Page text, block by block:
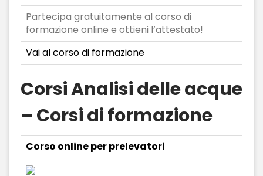
Partecipa gratuitamente al corso di
formazione online e ottieni l’attestato!
Vai al corso di formazione
Corsi Analisi delle acque
– Corsi di formazione
Corso online per prelevatori